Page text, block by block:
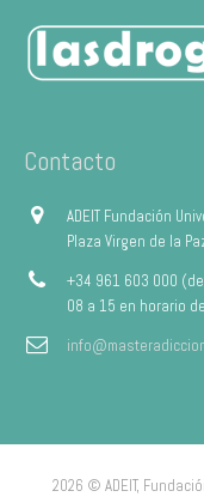
Contacto
ADEIT Fundación
Plaza Virgen de la
+34 961 603 000
08 a 15 en horario
2026 © ADEIT,